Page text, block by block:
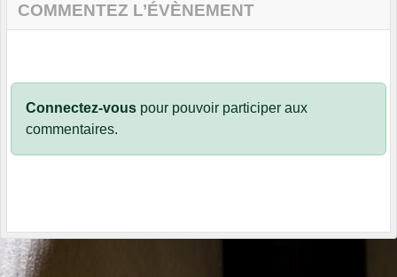
COMMENTEZ L’ÉVÈNEMENT
Connectez-vous pour pouvoir participer aux
commentaires.